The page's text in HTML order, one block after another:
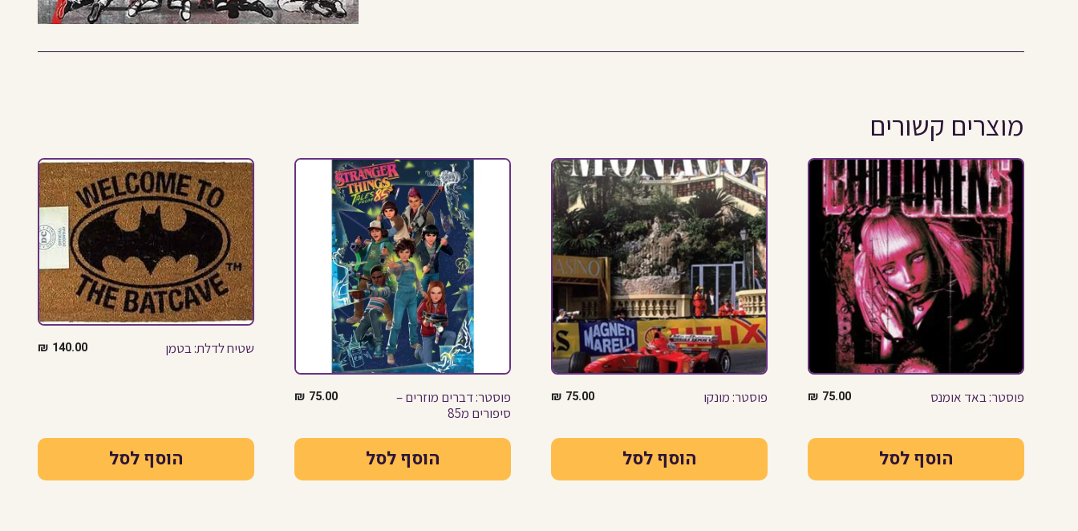
מוצרים קשורים
פוסטר: באד אומנס 75.00
₪
הוסף לסל
פוסטר: מונקו 75.00
₪
הוסף לסל
פוסטר: דברים מוזרים –
סיפורים מ85
75.00
₪
הוסף לסל
שטיח לדלת: בטמן 140.00
₪
הוסף לסל